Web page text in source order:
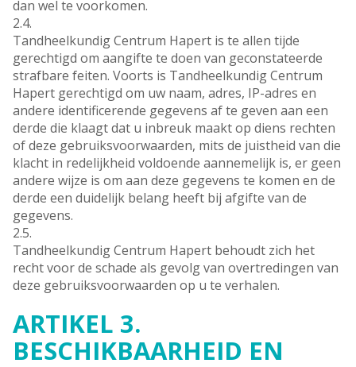
dan wel te voorkomen.
2.4.
Tandheelkundig Centrum Hapert is te allen tijde
gerechtigd om aangifte te doen van geconstateerde
strafbare feiten. Voorts is Tandheelkundig Centrum
Hapert gerechtigd om uw naam, adres, IP-adres en
andere identificerende gegevens af te geven aan een
derde die klaagt dat u inbreuk maakt op diens rechten
of deze gebruiksvoorwaarden, mits de juistheid van die
klacht in redelijkheid voldoende aannemelijk is, er geen
andere wijze is om aan deze gegevens te komen en de
derde een duidelijk belang heeft bij afgifte van de
gegevens.
2.5.
Tandheelkundig Centrum Hapert behoudt zich het
recht voor de schade als gevolg van overtredingen van
deze gebruiksvoorwaarden op u te verhalen.
ARTIKEL 3.
BESCHIKBAARHEID EN